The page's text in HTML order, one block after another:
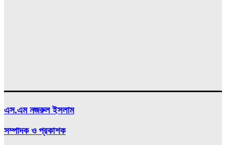
এস.এম নজরুল ইসলাম
সম্পাদক ও প্রকাশক